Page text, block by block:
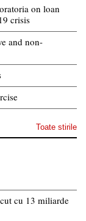
on loan
crisis
and non-
Toate stirile
cu 13 miliarde